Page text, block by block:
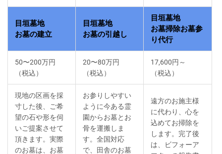
目垣墓地
お墓の建立
目垣墓地
お墓の引越し
目垣墓地
お墓掃除お墓参
り代行
50〜200万円
（税込）
20〜80万円
（税込）
17,600円～
（税込）
現地の区画を採
寸した後、ご希
望の石や形を伺
いご提案させて
頂きます。実際
のお墓は、お墓
お参りしやすい
ように今ある霊
園からお墓とお
骨を運搬しま
す。全国対応
で、田舎のお墓
遠方のお施主様
に代わり、心を
込めてお掃除を
します。完了後
は、ビフォーア